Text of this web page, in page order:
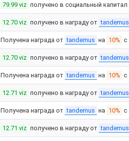
79.99 viz получено в социальный
12.70 viz получено в награду от tandemus
Получена награда от tandemus на 10% с
12.70 viz получено в награду от tandemus
Получена награда от tandemus на 10% с
12.71 viz получено в награду от tandemus
Получена награда от tandemus на 10% с
12.71 viz получено в награду от tandemus